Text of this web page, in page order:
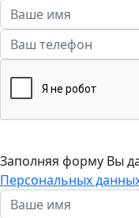
Заполняя форму Вы
Персональных